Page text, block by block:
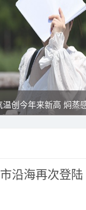
温创今年来新高 焖蒸
沿海再次登陆